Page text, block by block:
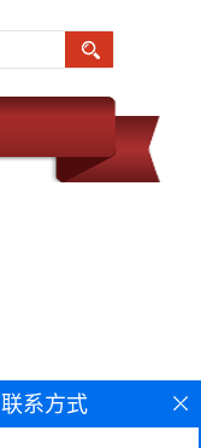
联系方式